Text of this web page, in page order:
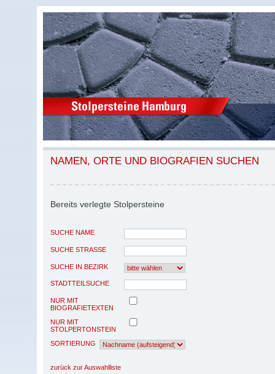
NAMEN, ORTE UND BIOGRAFIEN SUCHEN
Bereits verlegte Stolpersteine
SUCHE NAME
SUCHE STRASSE
SUCHE IN BEZIRK
STADTTEILSUCHE
NUR MIT
BIOGRAFIETEXTEN
NUR MIT
STOLPERTONSTEIN
SORTIERUNG
zurück zur Auswahlliste